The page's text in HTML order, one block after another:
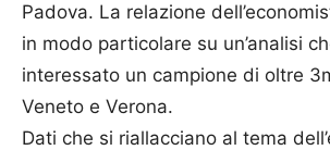
Padova. La relazione
in modo particolare su un’analisi
interessato un campione di oltre
Veneto e Verona.
Dati che si riallacciano al tema